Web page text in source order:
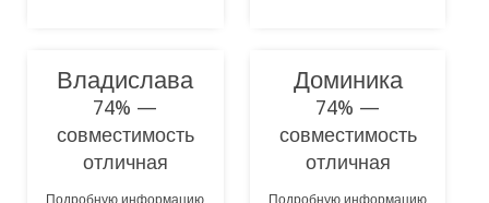
Владислава
74% —
совместимость
отличная
Подробную информацию
Доминика
74% —
совместимость
отличная
Подробную информацию